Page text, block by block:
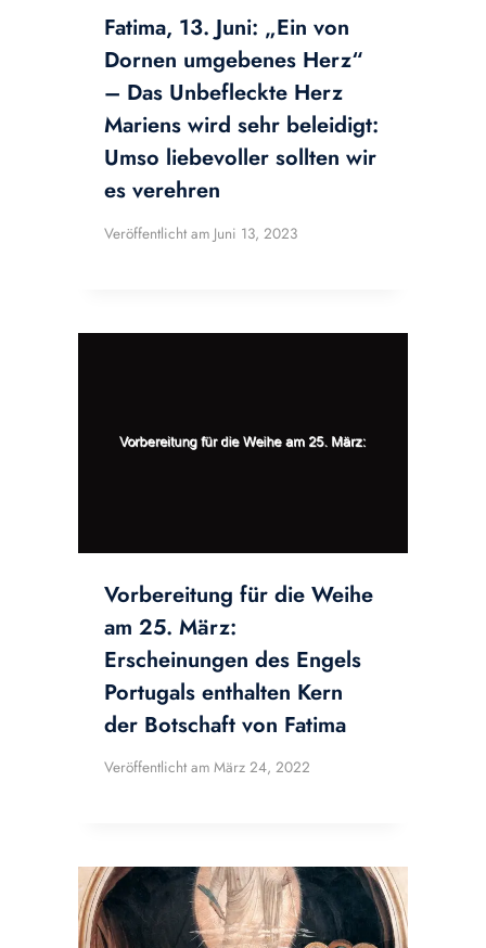
Fatima, 13. Juni: „Ein von
Dornen umgebenes Herz“
– Das Unbefleckte Herz
Mariens wird sehr beleidigt:
Umso liebevoller sollten wir
es verehren
Veröffentlicht am Juni 13, 2023
Vorbereitung für die Weihe
am 25. März:
Erscheinungen des Engels
Portugals enthalten Kern
der Botschaft von Fatima
Veröffentlicht am März 24, 2022